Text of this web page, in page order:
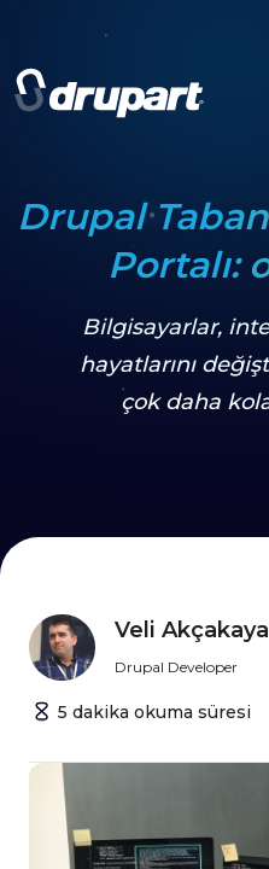
Drupal
Portalı:
Bilgisayarlar,
hayatlarını
çok daha
Veli Akçakaya
Drupal Developer
5 dakika okuma süresi